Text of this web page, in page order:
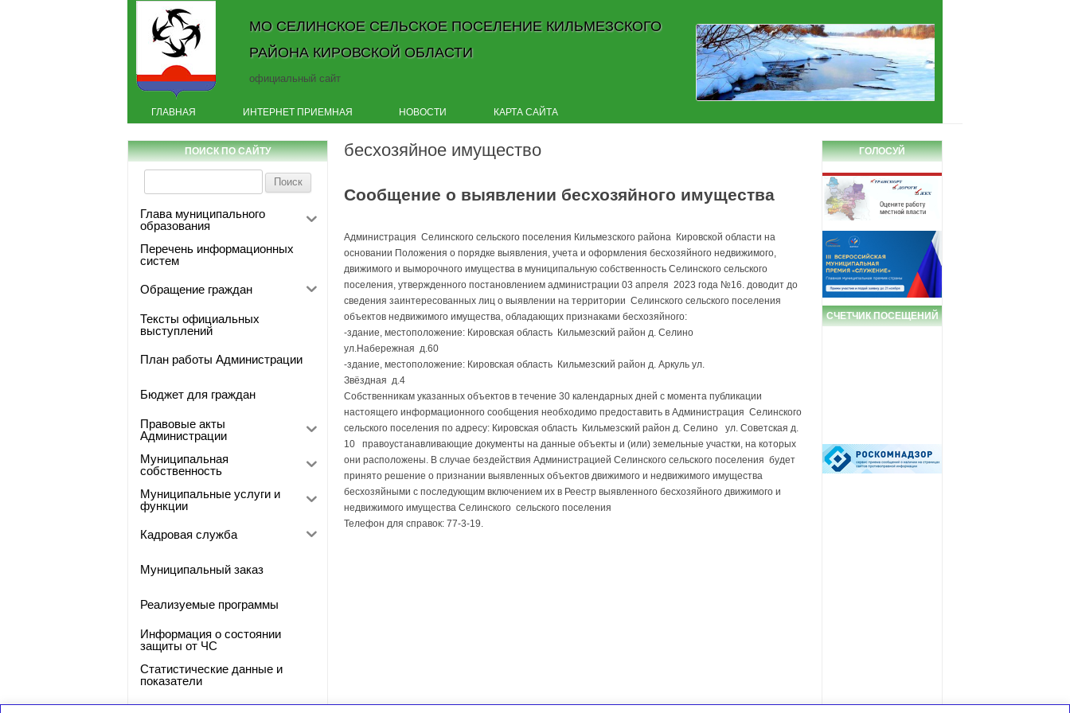
МО СЕЛИНСКОЕ СЕЛЬСКОЕ ПОСЕЛЕНИЕ КИЛЬМЕЗСКОГО
РАЙОНА КИРОВСКОЙ ОБЛАСТИ
официальный сайт
Skip to content
ГЛАВНАЯ ИНТЕРНЕТ ПРИЕМНАЯ НОВОСТИ КАРТА САЙТА
ПОИСК ПО САЙТУ
Глава муниципального
образования
Перечень информационных
систем
Обращение граждан
Тексты официальных
выступлений
План работы Администрации
Бюджет для граждан
Правовые акты
Администрации
Муниципальная
собственность
Муниципальные услуги и
функции
Кадровая служба
Муниципальный заказ
Реализуемые программы
Информация о состоянии
защиты от ЧС
Статистические данные и
показатели
Фото-галерея
бесхозяйное имущество
Сообщение о выявлении бесхозяйного имущества
Администрация Селинского сельского поселения Кильмезского района Кировской области на
основании Положения о порядке выявления, учета и оформления бесхозяйного недвижимого,
движимого и выморочного имущества в муниципальную собственность Селинского сельского
поселения, утвержденного постановлением администрации 03 апреля 2023 года №16. доводит до
сведения заинтересованных лиц о выявлении на территории Селинского сельского поселения
объектов недвижимого имущества, обладающих признаками бесхозяйного:
-здание, местоположение: Кировская область Кильмезский район д. Селино
ул.Набережная д.60
-здание, местоположение: Кировская область Кильмезский район д. Аркуль ул.
Звёздная д.4
Собственникам указанных объектов в течение 30 календарных дней с момента публикации
настоящего информационного сообщения необходимо предоставить в Администрация Селинского
сельского поселения по адресу: Кировская область Кильмезский район д. Селино ул. Советская д.
10 правоустанавливающие документы на данные объекты и (или) земельные участки, на которых
они расположены. В случае бездействия Администрацией Селинского сельского поселения будет
принято решение о признании выявленных объектов движимого и недвижимого имущества
бесхозяйными с последующим включением их в Реестр выявленного бесхозяйного движимого и
недвижимого имущества Селинского сельского поселения
Телефон для справок: 77-3-19.
ГОЛОСУЙ
СЧЕТЧИК ПОСЕЩЕНИЙ